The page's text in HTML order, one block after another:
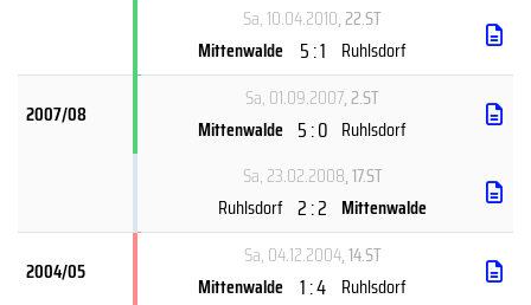
Sa, 10.04.2010, 22.ST
Mittenwalde 5 : 1 Ruhlsdorf
2007/08
Sa, 01.09.2007, 2.ST
Mittenwalde 5 : 0 Ruhlsdorf
Sa, 23.02.2008, 17.ST
Ruhlsdorf 2 : 2 Mittenwalde
2004/05
Sa, 04.12.2004, 14.ST
Mittenwalde 1 : 4 Ruhlsdorf